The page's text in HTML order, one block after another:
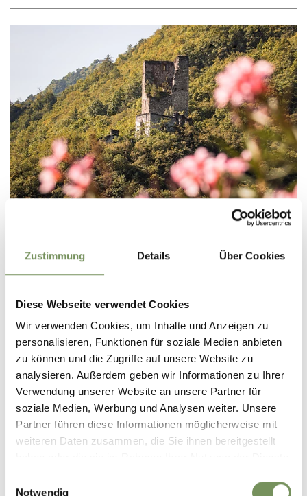
Zustimmung Details Über Cookies
Diese Webseite verwendet Cookies
Wir verwenden Cookies, um Inhalte und Anzeigen zu
personalisieren, Funktionen für soziale Medien anbieten
zu können und die Zugriffe auf unsere Website zu
analysieren. Außerdem geben wir Informationen zu Ihrer
Verwendung unserer Website an unsere Partner für
soziale Medien, Werbung und Analysen weiter. Unsere
Partner führen diese Informationen möglicherweise mit
weiteren Daten zusammen, die Sie ihnen bereitgestellt
Notwendig
LEES MEER
+39 0473 561 770